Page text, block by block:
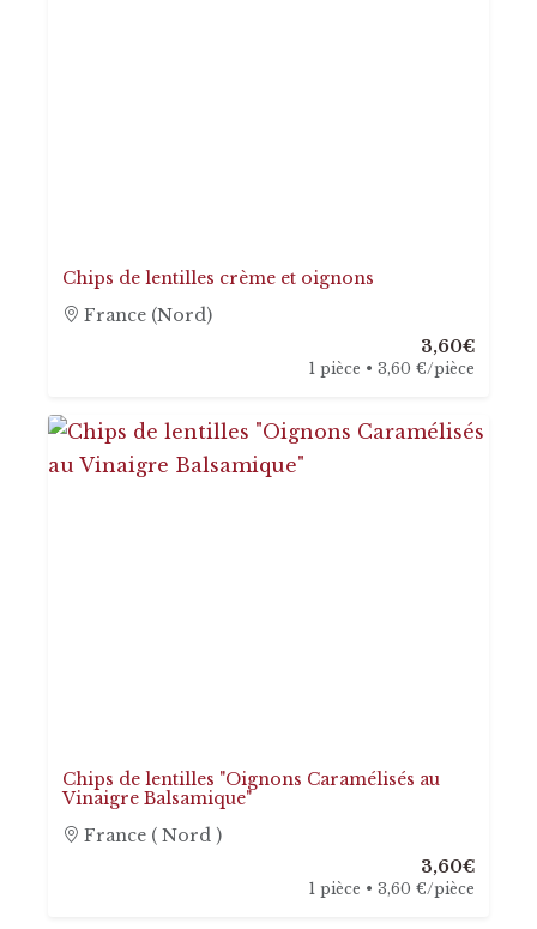
Chips de lentilles crème et oignons
France (Nord)
3,60€
1 pièce • 3,60 €/pièce
Chips de lentilles "Oignons Caramélisés au
Vinaigre Balsamique"
France ( Nord )
3,60€
1 pièce • 3,60 €/pièce